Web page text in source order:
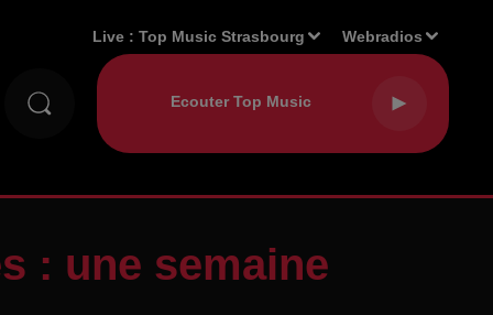
Live :Top Music Strasbourg Webradios
: une semaine